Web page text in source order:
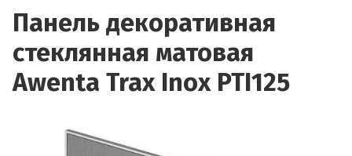
Панель декоративная
стеклянная матовая
Awenta Trax Inox PTI125